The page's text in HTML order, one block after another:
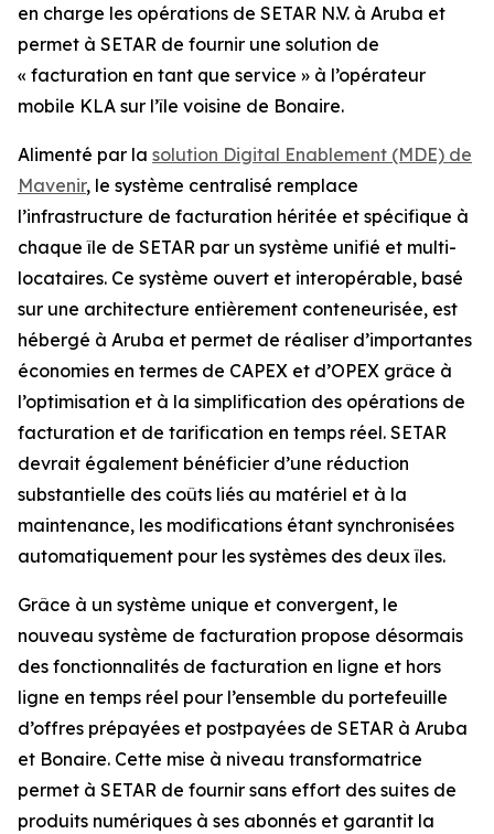
en charge les opérations de SETAR N.V. à Aruba et
permet à SETAR de fournir une solution de
« facturation en tant que service » à l’opérateur
mobile KLA sur l’île voisine de Bonaire.
Alimenté par la solution Digital Enablement (MDE) de
Mavenir, le système centralisé remplace
l’infrastructure de facturation héritée et spécifique à
chaque île de SETAR par un système unifié et multi-
locataires. Ce système ouvert et interopérable, basé
sur une architecture entièrement conteneurisée, est
hébergé à Aruba et permet de réaliser d’importantes
économies en termes de CAPEX et d’OPEX grâce à
l’optimisation et à la simplification des opérations de
facturation et de tarification en temps réel. SETAR
devrait également bénéficier d’une réduction
substantielle des coûts liés au matériel et à la
maintenance, les modifications étant synchronisées
automatiquement pour les systèmes des deux îles.
Grâce à un système unique et convergent, le
nouveau système de facturation propose désormais
des fonctionnalités de facturation en ligne et hors
ligne en temps réel pour l’ensemble du portefeuille
d’offres prépayées et postpayées de SETAR à Aruba
et Bonaire. Cette mise à niveau transformatrice
permet à SETAR de fournir sans effort des suites de
produits numériques à ses abonnés et garantit la